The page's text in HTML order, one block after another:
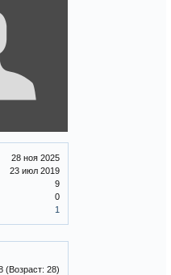
28 ноя 2025
23 июл 2019
9
0
1
(Возраст: 28)